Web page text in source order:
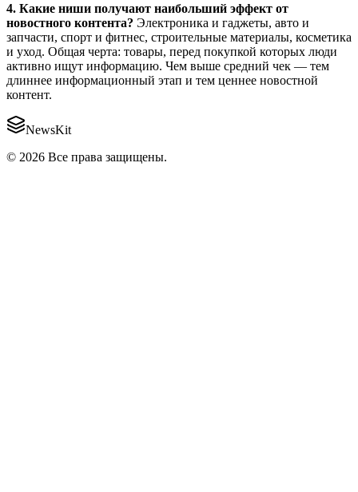
4. Какие ниши получают наибольший эффект от
новостного контента? Электроника и гаджеты, авто и
запчасти, спорт и фитнес, строительные материалы, косметика
и уход. Общая черта: товары, перед покупкой которых люди
активно ищут информацию. Чем выше средний чек — тем
длиннее информационный этап и тем ценнее новостной
контент.
NewsKit
© 2026 Все права защищены.